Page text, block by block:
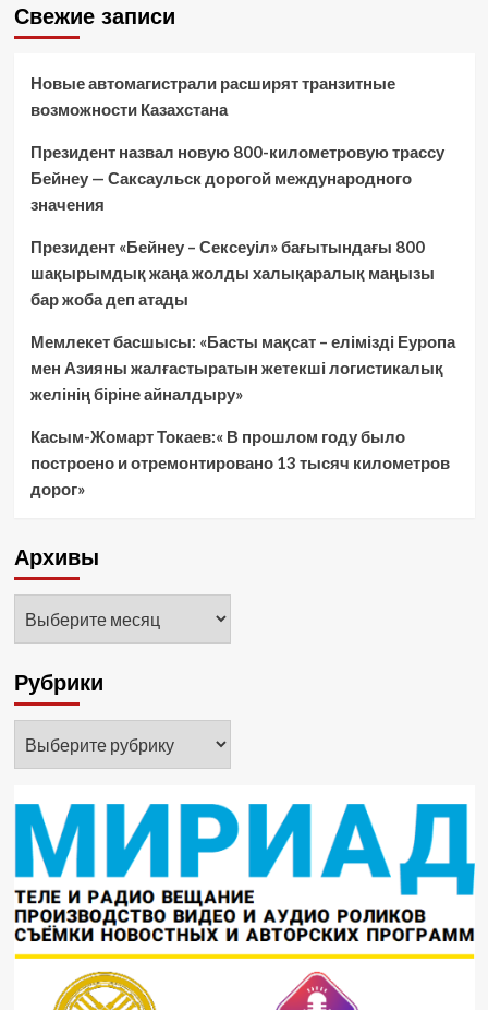
Свежие записи
Новые автомагистрали расширят транзитные
возможности Казахстана
Президент назвал новую 800-километровую трассу
Бейнеу — Саксаульск дорогой международного
значения
Президент «Бейнеу – Сексеуіл» бағытындағы 800
шақырымдық жаңа жолды халықаралық маңызы
бар жоба деп атады
Мемлекет басшысы: «Басты мақсат – елімізді Еуропа
мен Азияны жалғастыратын жетекші логистикалық
желінің біріне айналдыру»
Касым-Жомарт Токаев:« В прошлом году было
построено и отремонтировано 13 тысяч километров
дорог»
Архивы
Рубрики